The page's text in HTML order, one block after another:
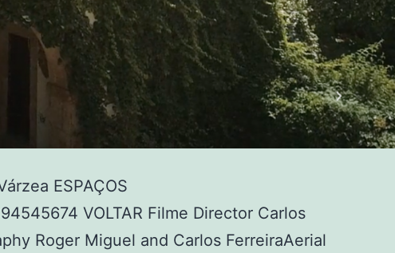
ESPAÇOS
VOLTAR Filme Director Carlos
Roger Miguel and Carlos FerreiraAerial